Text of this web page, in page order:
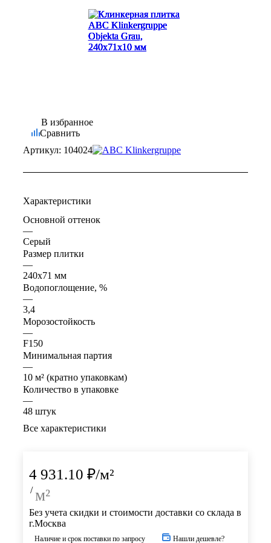
В избранное
Сравнить
Артикул: 104024
Характеристики
Основной оттенок
—
Серый
Размер плитки
—
240x71 мм
Водопоглощение, %
—
3,4
Морозостойкость
—
F150
Минимальная партия
—
10 м² (кратно упаковкам)
Количество в упаковке
—
48 штук
Все характеристики
4 931.10 ₽/м²
/ м²
Без учета скидки и стоимости доставки со склада в
г.Москва
Наличие и срок поставки по запросу Нашли дешевле?